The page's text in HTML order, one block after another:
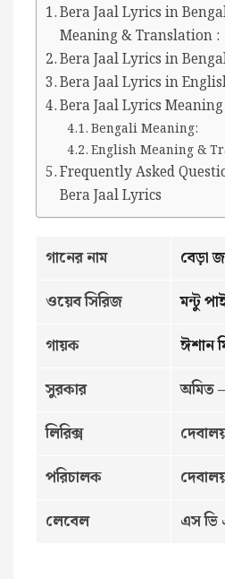
Bera Jaal Lyrics in
Meaning & Translation :
Bera Jaal Lyrics in Bengali
Bera Jaal Lyrics in
Bera Jaal Lyrics
Bengali Meaning:
English Meaning &
Frequently Asked
Bera Jaal Lyrics
গানের নাম
বেড়া
ওয়েব সিরিজ
মন্টু
গায়ক
ঈশান
সুরকার
অমিত
লিরিক্স
দেবালয়
পরিচালক
দেবালয়
লেবেল
এস